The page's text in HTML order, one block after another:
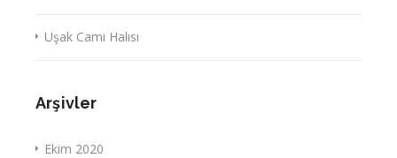
Uşak Cami Halısı
Arşivler
Ekim 2020